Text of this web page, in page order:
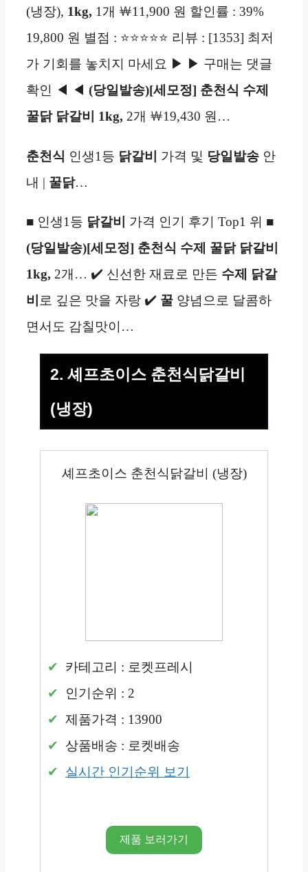
(냉장), 1kg, 1개 ￦11,900 원 할인률 : 39%
19,800 원 별점 : ⭐⭐⭐⭐⭐ 리뷰 : [1353] 최저
가 기회를 놓치지 마세요 ▶ ▶ 구매는 댓글
확인 ◀ ◀ (당일발송)[세모정] 춘천식 수제
꿀닭 닭갈비 1kg, 2개 ￦19,430 원…
춘천식 인생1등 닭갈비 가격 및 당일발송 안
내 | 꿀닭…
■ 인생1등 닭갈비
가격 인기 후기 Top1 위 ■
(당일발송)[세모정] 춘천식 수제 꿀닭 닭갈비
1kg, 2개… ✔️ 신선한 재료로 만든 수제 닭갈
비 로 깊은 맛을 자랑 ✔️ 꿀 양념으로 달콤하
면서도 감칠맛이…
2. 셰프초이스 춘천식닭갈비
(냉장)
셰프초이스 춘천식닭갈비 (냉장)
카테고리 : 로켓프레시
인기순위 : 2
제품가격 : 13900
상품배송 : 로켓배송
실시간 인기순위 보기
제품 보러가기